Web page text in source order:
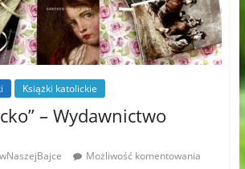
Książki katolickie
– Wydawnictwo
wNaszejBajce
Możliwość komentowania